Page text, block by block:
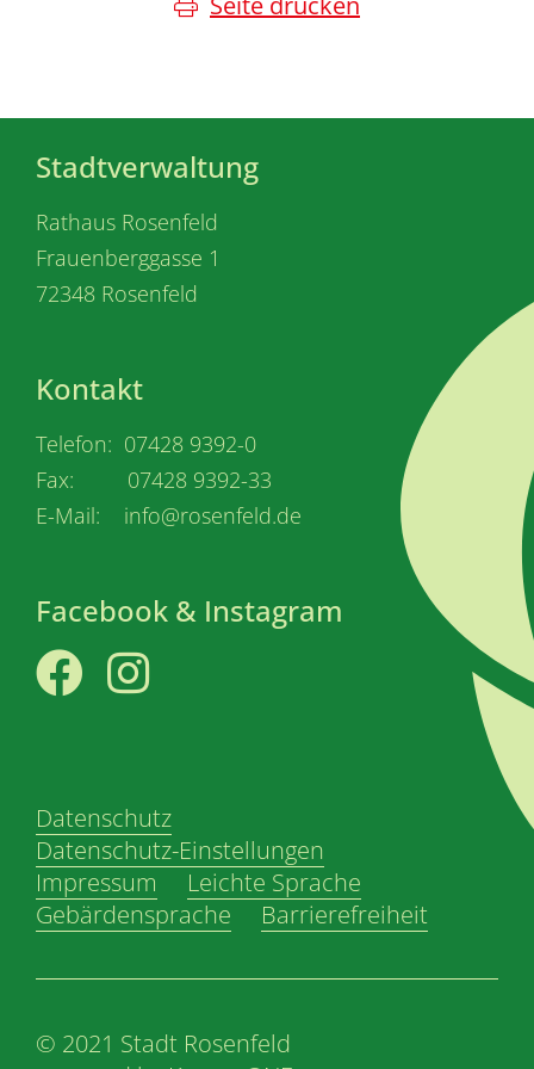
Stadtverwaltung
Rathaus Rosenfeld
Frauenberggasse 1
72348 Rosenfeld
Kontakt
Telefon: 07428 9392-0
Fax: 07428 9392-33
E-Mail: info@rosenfeld.de
Facebook & Instagram
Datenschutz
Datenschutz-Einstellungen
Impressum
Leichte Sprache
Gebärdensprache
Barrierefreiheit
© 2021 Stadt Rosenfeld